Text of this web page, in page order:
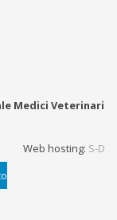
Medici Veterinari
Web hosting: S-D